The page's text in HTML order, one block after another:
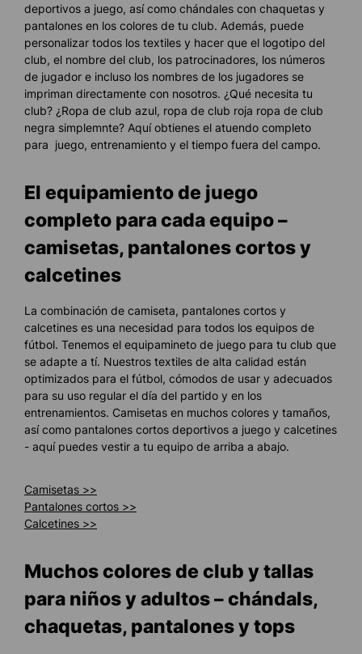
deportivos a juego, así como chándales con chaquetas y
pantalones en los colores de tu club. Además, puede
personalizar todos los textiles y hacer que el logotipo del
club, el nombre del club, los patrocinadores, los números
de jugador e incluso los nombres de los jugadores se
impriman directamente con nosotros. ¿Qué necesita tu
club? ¿Ropa de club azul, ropa de club roja ropa de club
negra simplemnte? Aquí obtienes el atuendo completo
para juego, entrenamiento y el tiempo fuera del campo.
El equipamiento de juego
completo para cada equipo –
camisetas, pantalones cortos y
calcetines
La combinación de camiseta, pantalones cortos y
calcetines es una necesidad para todos los equipos de
fútbol. Tenemos el equipamineto de juego para tu club que
se adapte a tí. Nuestros textiles de alta calidad están
optimizados para el fútbol, cómodos de usar y adecuados
para su uso regular el día del partido y en los
entrenamientos. Camisetas en muchos colores y tamaños,
así como pantalones cortos deportivos a juego y calcetines
- aquí puedes vestir a tu equipo de arriba a abajo.
Camisetas >>
Pantalones cortos >>
Calcetines >>
Muchos colores de club y tallas
para niños y adultos – chándals,
chaquetas, pantalones y tops